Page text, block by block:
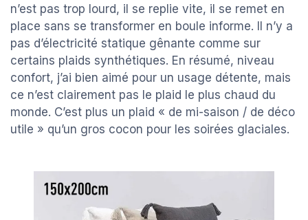
n’est pas trop lourd, il se replie vite, il se remet en
place sans se transformer en boule informe. Il n’y a
pas d’électricité statique gênante comme sur
certains plaids synthétiques. En résumé, niveau
confort, j’ai bien aimé pour un usage détente, mais
ce n’est clairement pas le plaid le plus chaud du
monde. C’est plus un plaid « de mi-saison / de déco
utile » qu’un gros cocon pour les soirées glaciales.